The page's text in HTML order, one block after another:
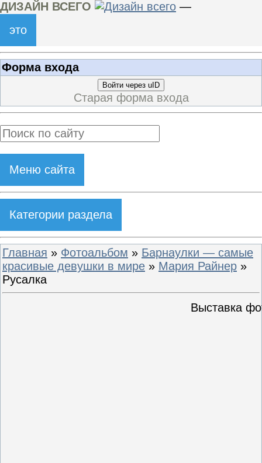
ДИЗАЙН ВСЕГО
—
это
Форма входа
Войти через uID
Старая форма входа
Меню сайта
Категории раздела
Главная » Фотоальбом » Барнаулки — самые
красивые девушки в мире » Мария Райнер »
Русалка
Выставка